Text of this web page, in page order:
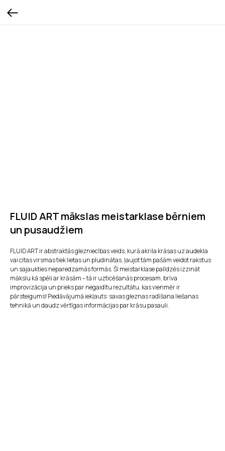
FLUID ART mākslas meistarklase bērniem
un pusaudžiem
FLUID ART ir abstraktās glezniecības veids, kurā akrila krāsas uz audekla
vai citas virsmas tiek lietas un pludinātas, ļaujot tām pašām veidot rakstus
un sajaukties neparedzamās formās. Šī meistarklase palīdzēs izzināt
mākslu kā spēli ar krāsām – tā ir uzticēšanās procesam, brīva
improvizācija un prieks par negaidītu rezultātu, kas vienmēr ir
pārsteigums! Piedāvājumā iekļauts: savas gleznas radīšana liešanas
tehnikā un daudz vērtīgas informācijas par krāsu pasauli.